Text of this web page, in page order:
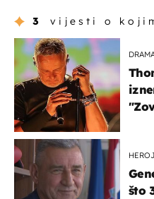
3 vijesti o
što